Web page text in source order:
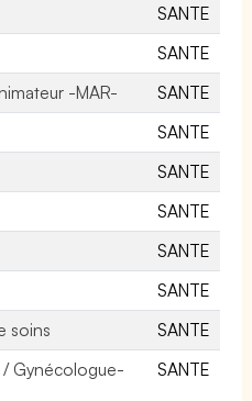
SANTE
SANTE
-MAR-
SANTE
SANTE
SANTE
SANTE
SANTE
SANTE
soins
SANTE
Gynécologue-
SANTE